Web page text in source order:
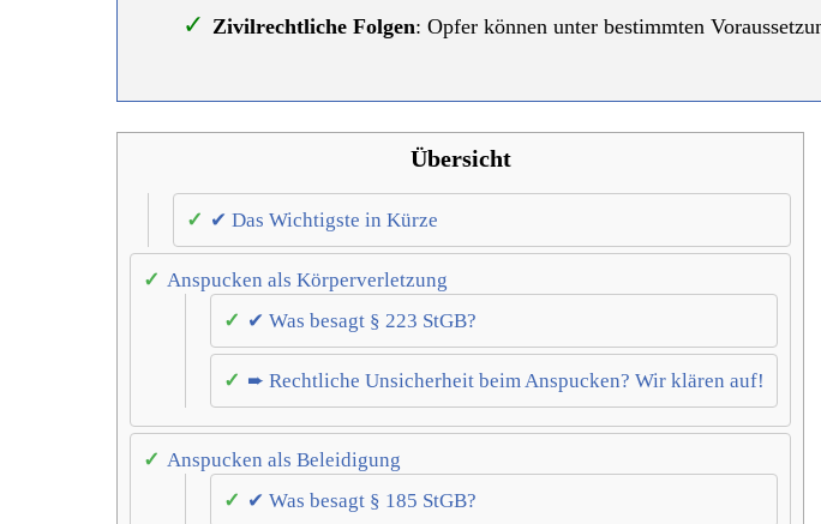
Zivilrechtliche Folgen: Opfer können unter bestimmten
Übersicht
✔ Das Wichtigste in Kürze
Anspucken als Körperverletzung
✔ Was besagt § 223 StGB?
➨ Rechtliche Unsicherheit beim Anspucken? Wir klären auf!
Anspucken als Beleidigung
✔ Was besagt § 185 StGB?